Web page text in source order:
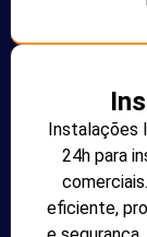
Instalações
24h para
eficiente,